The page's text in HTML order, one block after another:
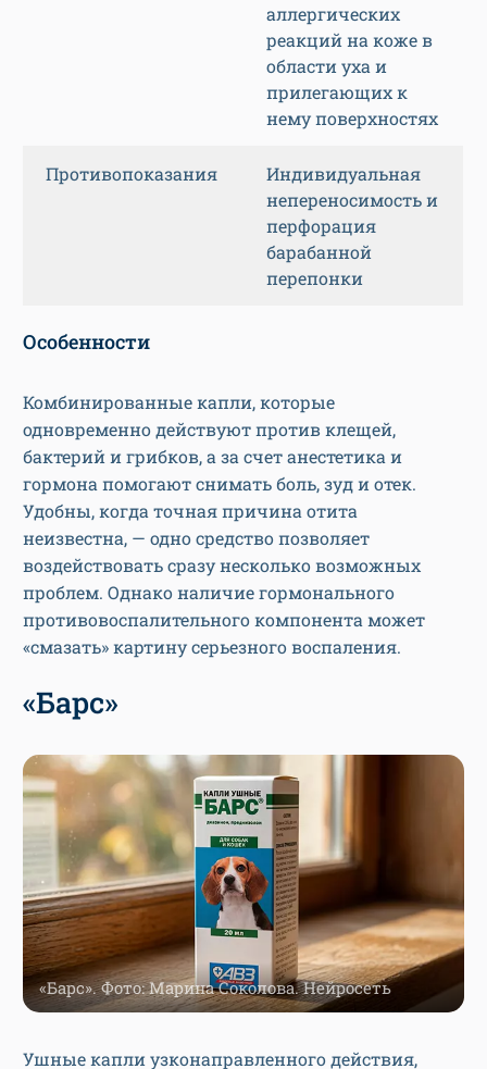
аллергических
реакций на коже в
области уха и
прилегающих к
нему поверхностях
Противопоказания
Индивидуальная
непереносимость и
перфорация
барабанной
перепонки
Особенности
Комбинированные капли, которые
одновременно действуют против клещей,
бактерий и грибков, а за счет анестетика и
гормона помогают снимать боль, зуд и отек.
Удобны, когда точная причина отита
неизвестна, — одно средство позволяет
воздействовать сразу несколько возможных
проблем. Однако наличие гормонального
противовоспалительного компонента может
«смазать» картину серьезного воспаления.
«Барс»
«Барс». Фото: Марина Соколова. Нейросеть
Ушные капли узконаправленного действия,